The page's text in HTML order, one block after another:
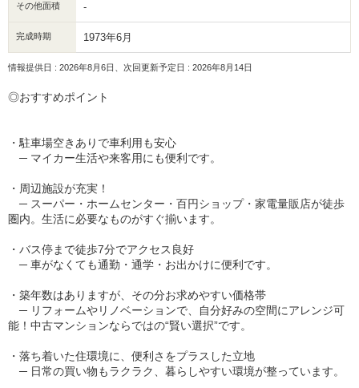
その他面積 -
完成時期 1973年6月
情報提供日 : 2026年8月6日、次回更新予定日 : 2026年8月14日
◎おすすめポイント
・駐車場空きありで車利用も安心
─ マイカー生活や来客用にも便利です。
・周辺施設が充実！
─ スーパー・ホームセンター・百円ショップ・家電量販店が徒歩
圏内。生活に必要なものがすぐ揃います。
・バス停まで徒歩7分でアクセス良好
─ 車がなくても通勤・通学・お出かけに便利です。
・築年数はありますが、その分お求めやすい価格帯
─ リフォームやリノベーションで、自分好みの空間にアレンジ可
能！中古マンションならではの“賢い選択”です。
・落ち着いた住環境に、便利さをプラスした立地
─ 日常の買い物もラクラク、暮らしやすい環境が整っています。